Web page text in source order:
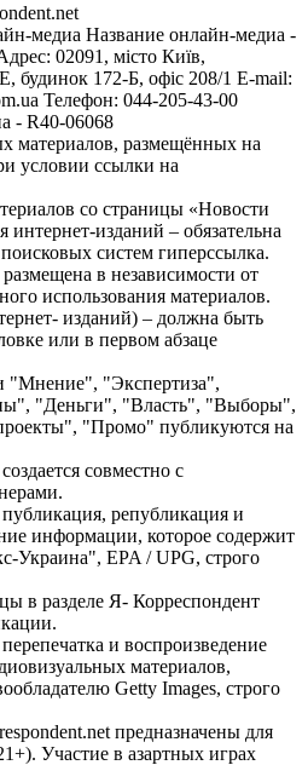
медиа Название онлайн-медиа -
02091, місто Київ,
172-Б, офіс 208/1 E-mail:
Телефон: 044-205-43-00
- R40-06068
материалов, размещённых на
условии ссылки на
со страницы «Новости
изданий – обязательна
систем гиперссылка.
в независимости от
использования материалов.
изданий) – должна быть
или в первом абзаце
"Мнение", "Экспертиза",
"Деньги", "Власть", "Выборы",
"Промо" публикуются на
совместно с
републикация и
информации, которое содержит
Украина", EPA / UPG, строго
в разделе Я- Корреспондент
и воспроизведение
материалов,
Getty Images, строго
предназначены для
Участие в азартных играх